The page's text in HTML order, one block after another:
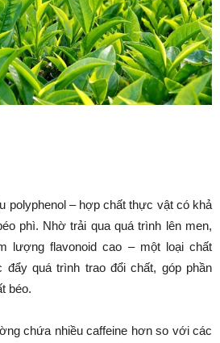
polyphenol – hợp chất thực vật có khả
phì. Nhờ trải qua quá trình lên men,
lượng flavonoid cao – một loại chất
đẩy quá trình trao đổi chất, góp phần
béo.
chứa nhiều caffeine hơn so với các